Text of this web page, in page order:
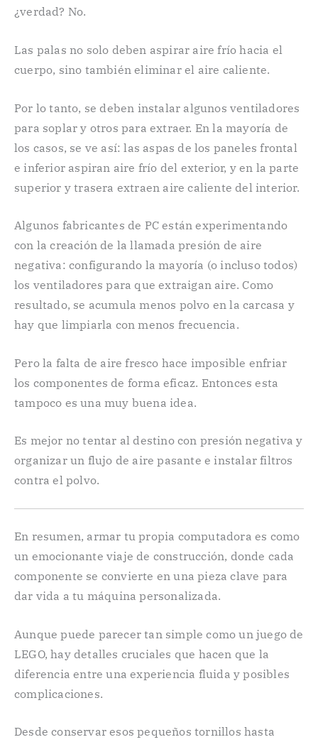
¿verdad? No.
Las palas no solo deben aspirar aire frío hacia el
cuerpo, sino también eliminar el aire caliente.
Por lo tanto, se deben instalar algunos ventiladores
para soplar y otros para extraer. En la mayoría de
los casos, se ve así: las aspas de los paneles frontal
e inferior aspiran aire frío del exterior, y en la parte
superior y trasera extraen aire caliente del interior.
Algunos fabricantes de PC están experimentando
con la creación de la llamada presión de aire
negativa: configurando la mayoría (o incluso todos)
los ventiladores para que extraigan aire. Como
resultado, se acumula menos polvo en la carcasa y
hay que limpiarla con menos frecuencia.
Pero la falta de aire fresco hace imposible enfriar
los componentes de forma eficaz. Entonces esta
tampoco es una muy buena idea.
Es mejor no tentar al destino con presión negativa y
organizar un flujo de aire pasante e instalar filtros
contra el polvo.
En resumen, armar tu propia computadora es como
un emocionante viaje de construcción, donde cada
componente se convierte en una pieza clave para
dar vida a tu máquina personalizada.
Aunque puede parecer tan simple como un juego de
LEGO, hay detalles cruciales que hacen que la
diferencia entre una experiencia fluida y posibles
complicaciones.
Desde conservar esos pequeños tornillos hasta